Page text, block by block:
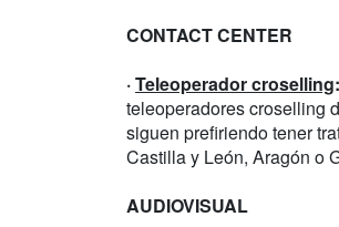
CONTACT CENTER
·Teleoperador croselling:
teleoperadores croselling
siguen prefiriendo tener
Castilla y León, Aragón o
AUDIOVISUAL